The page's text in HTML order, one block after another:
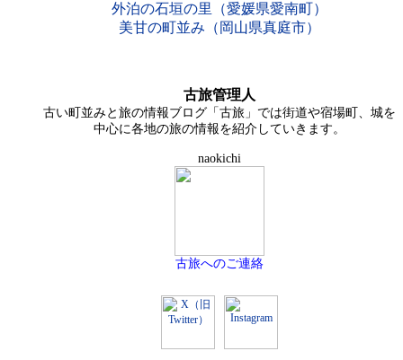
外泊の石垣の里（愛媛県愛南町）
美甘の町並み（岡山県真庭市）
古旅管理人
古い町並みと旅の情報ブログ「古旅」では街道や宿場町、城を
中心に各地の旅の情報を紹介していきます。
naokichi
古旅へのご連絡